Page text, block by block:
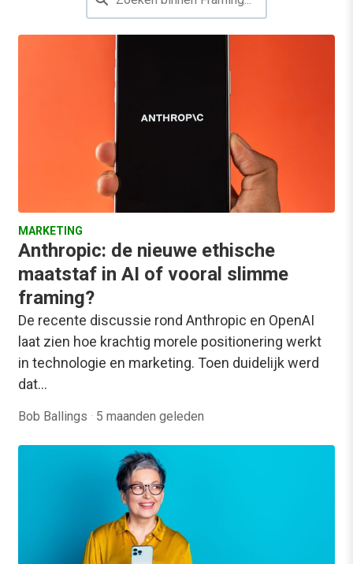
MARKETING
Anthropic: de nieuwe ethische
maatstaf in AI of vooral slimme
framing?
De recente discussie rond Anthropic en OpenAI
laat zien hoe krachtig morele positionering werkt
in technologie en marketing. Toen duidelijk werd
dat…
Bob Ballings · 5 maanden geleden